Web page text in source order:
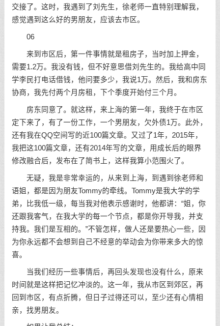
交接了。这时，我遇到了刘先生，徐老师一直特别理解我，
感觉遇到这么好的男朋友，应该去市区。
06
来到市区后，第一件事情就是租房子，当时加上押金，
需要1.2万。我没有钱，但不好意思借刘先生的。我给高中同
学李民打电话借钱，他问要多少，我说1万。然后，我和房东
协商，我先付两个月房租，下个季度开始付三个月。
房东同意了。就这样，来上海的第一年，我终于在市区
定下来了，有了一份工作，一个男朋友，欠外债1万。此外，
还有我在QQ空间写的近100篇文章。又过了1年，2015年，
我把这100篇文章，还有2014年写的文章，用成长后的眼界
修改融合后，发布在了简书上，这样我算小范围火了。
无疑，我是非常幸运的，从来到上海，到遇到徐老师和
语姐，都是因为朋友Tommy的牵线。Tommy是我大学的学
弟，比我低一级，每当我对他表示感谢时，他都讲：“姐，你
还跟我客气，在我大学的每一个节点，都是你开导我，并支
持我。我们是互相的。”不管怎样， 做人还是要热心一些，因
为你永远都不会想到自己不经意的举动会为你带来多大的惊
喜。
当我们经历一些事情后，再回头发现也没有什么，原来
时间就是这样把记忆冲淡的。这一年，我从市区到郊区，再
回到市区，有点折腾，但日子过得还可以，至少还有心情相
亲，找男朋友。